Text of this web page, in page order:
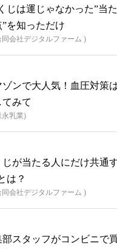
じは運じゃなかった”当
”を知っただけ
同会社デジタルファーム )
ゾンで大人気！血圧対策
てみて
永乳業)
じが当たる人にだけ共通
は？
同会社デジタルファーム )
部スタッフがコンビニで